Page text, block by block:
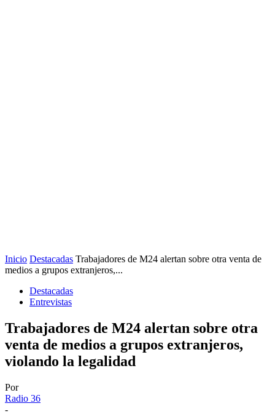
Inicio Destacadas Trabajadores de M24 alertan sobre otra venta de
medios a grupos extranjeros,...
Destacadas
Entrevistas
Trabajadores de M24 alertan sobre otra
venta de medios a grupos extranjeros,
violando la legalidad
Por
Radio 36
-